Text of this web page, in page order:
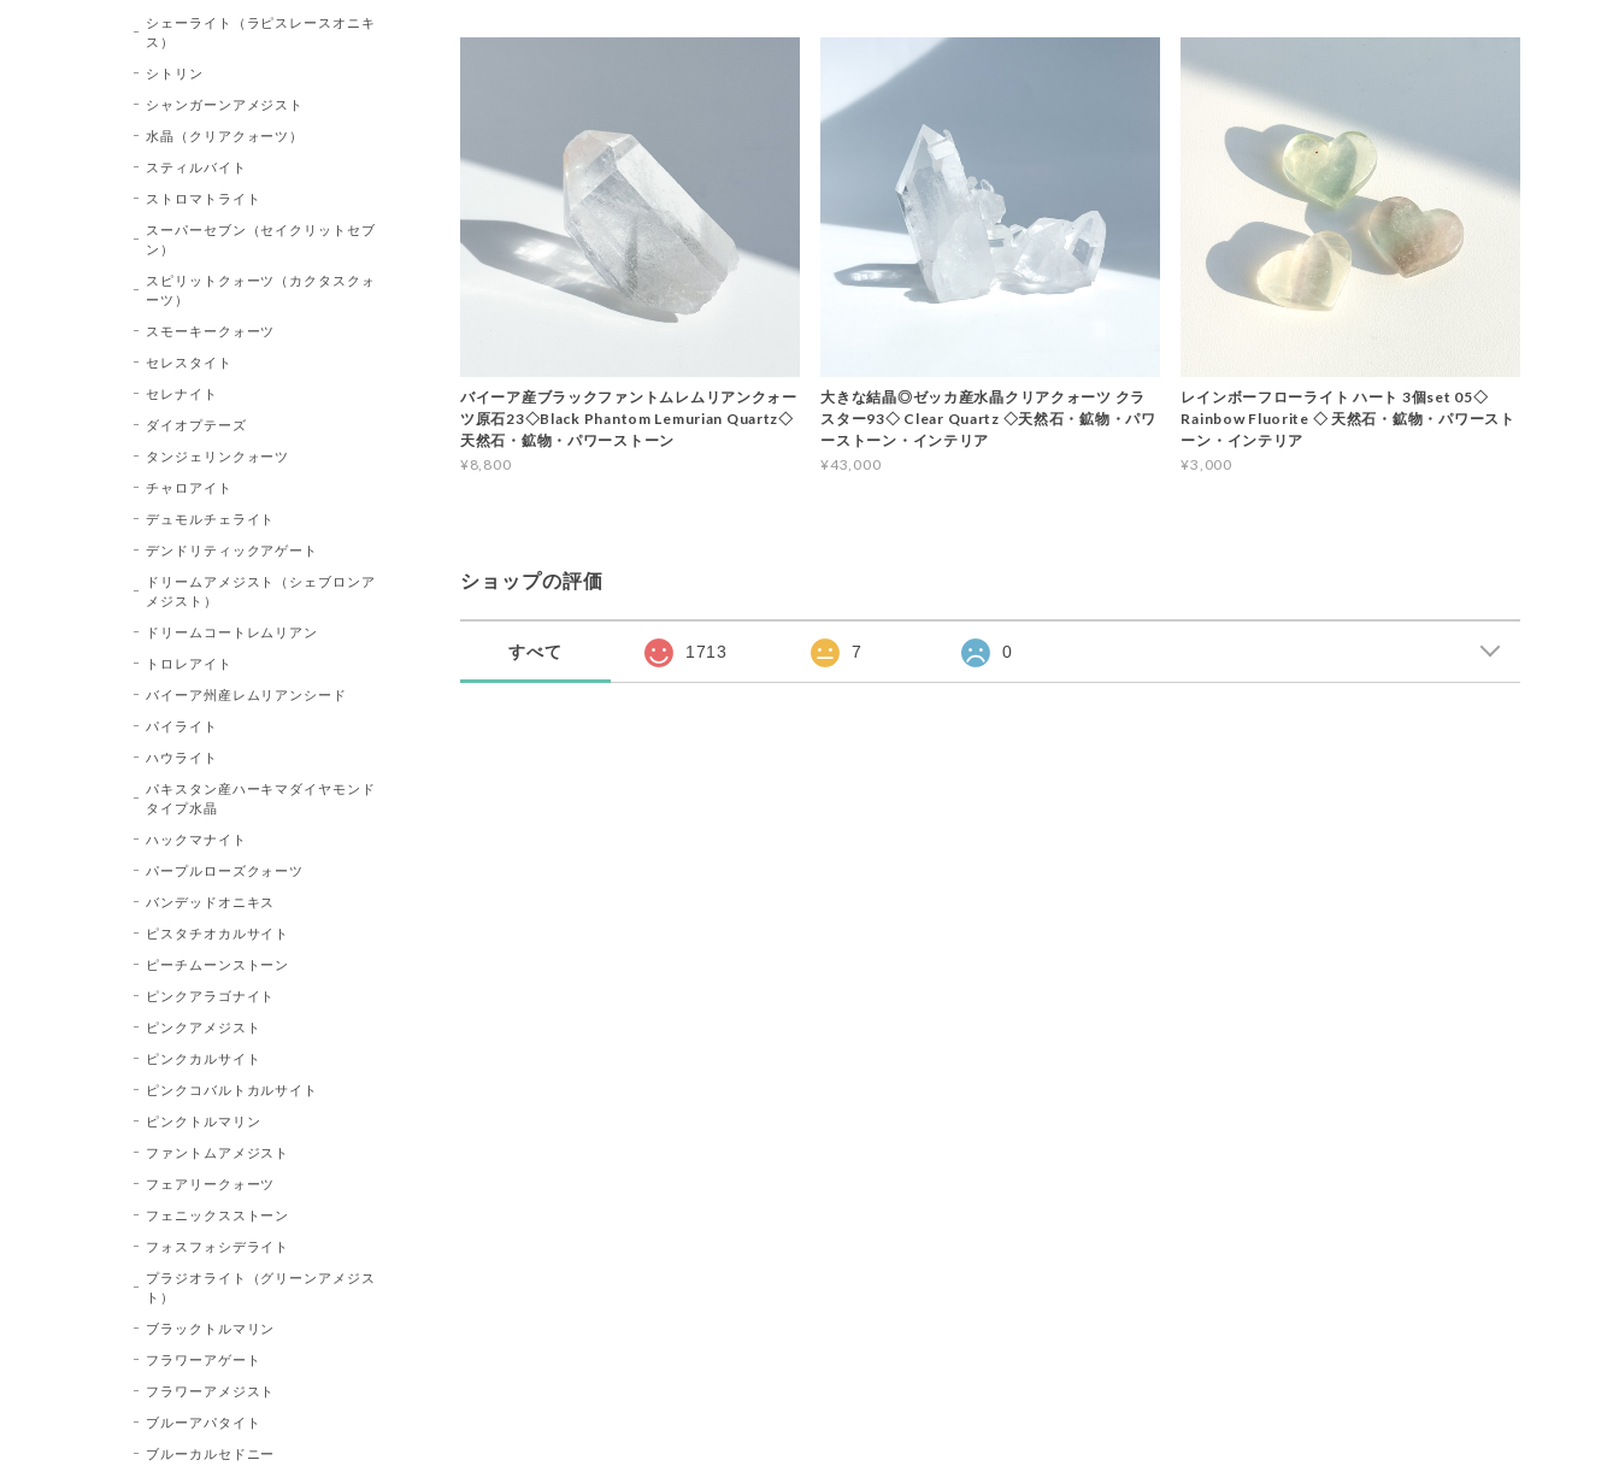
バイーア産ブラックファントムレムリアンクォー
ツ原石23◇Black Phantom Lemurian Quartz◇
天然石・鉱物・パワーストーン
¥8,800
大きな結晶◎ゼッカ産水晶クリアクォーツ クラ
スター93◇ Clear Quartz ◇天然石・鉱物・パワ
ーストーン・インテリア
¥43,000
レインボーフローライト ハート 3個set 05◇
Rainbow Fluorite ◇ 天然石・鉱物・パワースト
ーン・インテリア
¥3,000
ショップの評価
すべて 1713 7 0
シェーライト（ラピスレースオニキ
ス）
シトリン
シャンガーンアメジスト
水晶（クリアクォーツ）
スティルバイト
ストロマトライト
スーパーセブン（セイクリットセブ
ン）
スピリットクォーツ（カクタスクォ
ーツ）
スモーキークォーツ
セレスタイト
セレナイト
ダイオプテーズ
タンジェリンクォーツ
チャロアイト
デュモルチェライト
デンドリティックアゲート
ドリームアメジスト（シェブロンア
メジスト）
ドリームコートレムリアン
トロレアイト
バイーア州産レムリアンシード
パイライト
ハウライト
パキスタン産ハーキマダイヤモンド
タイプ水晶
ハックマナイト
パープルローズクォーツ
バンデッドオニキス
ピスタチオカルサイト
ピーチムーンストーン
ピンクアラゴナイト
ピンクアメジスト
ピンクカルサイト
ピンクコバルトカルサイト
ピンクトルマリン
ファントムアメジスト
フェアリークォーツ
フェニックスストーン
フォスフォシデライト
プラジオライト（グリーンアメジス
ト）
ブラックトルマリン
フラワーアゲート
フラワーアメジスト
ブルーアパタイト
ブルーカルセドニー